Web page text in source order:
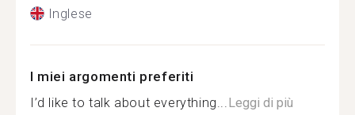
Inglese
I miei argomenti preferiti
I’d like to talk about everything... Leggi di più